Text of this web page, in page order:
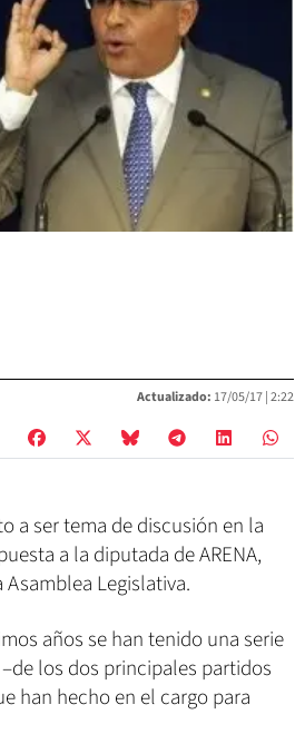
Actualizado: 17/05/17 |2:22
a ser tema de discusión en la
a la diputada de ARENA,
Legislativa.
años se han tenido una serie
los dos principales partidos
han hecho en el cargo para